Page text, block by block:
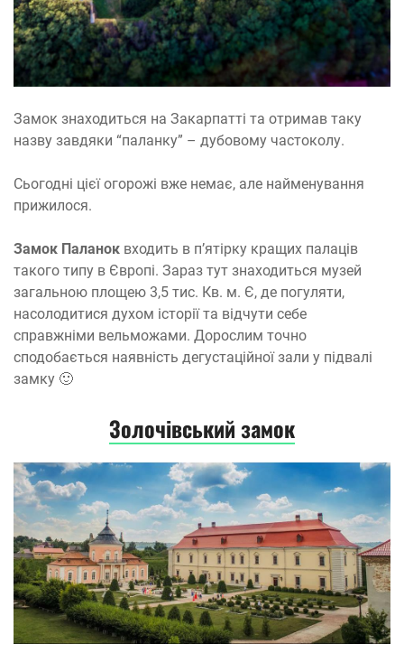
Замок знаходиться на Закарпатті та отримав таку
назву завдяки “паланку” – дубовому частоколу.
Сьогодні цієї огорожі вже немає, але найменування
прижилося.
Замок Паланок входить в п’ятірку кращих палаців
такого типу в Європі. Зараз тут знаходиться музей
загальною площею 3,5 тис. Кв. м. Є, де погуляти,
насолодитися духом історії та відчути себе
справжніми вельможами. Дорослим точно
сподобається наявність дегустаційної зали у підвалі
замку 🙂
Золочівський замок